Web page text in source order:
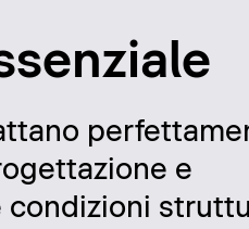
e
condizioni